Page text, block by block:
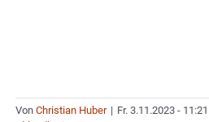
Von Christian Huber | Fr. 3.11.2023 - 11:21